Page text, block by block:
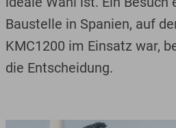
Baustelle in Spanien, auf
KMC1200 im Einsatz war,
die Entscheidung.